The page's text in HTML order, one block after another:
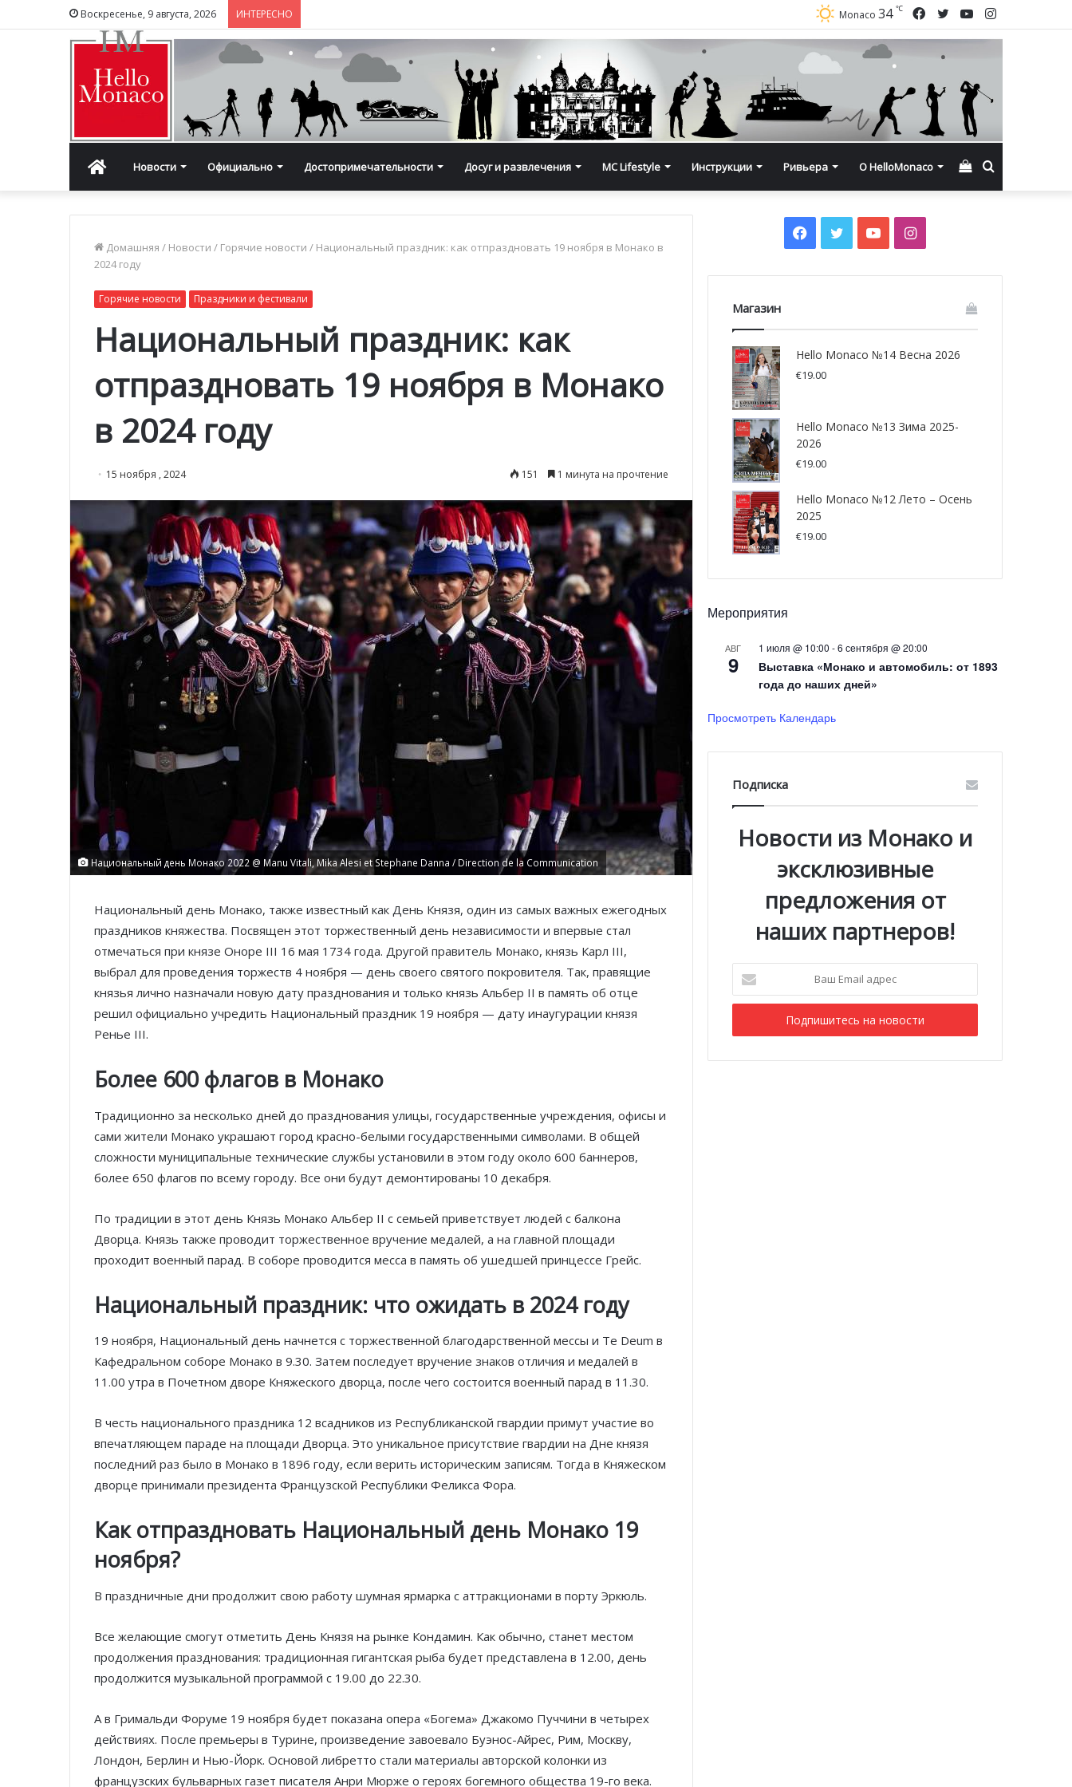
Воскресенье, 9 августа, 2026 ИНТЕРЕСНО Instagram
YouTube
Twitter
Facebook
Monaco 34 ℃
ГлавнаяНовости Официально Достопримечательности Досуг и развлечения MC Lifestyle Инструкции Ривьера О HelloMonaco Смотреть
Домашняя / Новости / Горячие новости / Национальный праздник: как отпраздновать 19 ноября в Монако в
2024 году
Горячие новости Праздники и фестивали
Национальный праздник: как
отпраздновать 19 ноября в Монако
в 2024 году
15 ноября , 2024 151 1 минута на прочтение
Национальный день Монако 2022 @ Manu Vitali, Mika Alesi et Stephane Danna / Direction de la Communication
Национальный день Монако, также известный как День Князя, один из самых важных ежегодных
праздников княжества. Посвящен этот торжественный день независимости и впервые стал
отмечаться при князе Оноре III 16 мая 1734 года. Другой правитель Монако, князь Карл III,
выбрал для проведения торжеств 4 ноября — день своего святого покровителя. Так, правящие
князья лично назначали новую дату празднования и только князь Альбер II в память об отце
решил официально учредить Национальный праздник 19 ноября — дату инаугурации князя
Ренье III.
Более 600 флагов в Монако
Традиционно за несколько дней до празднования улицы, государственные учреждения, офисы и
сами жители Монако украшают город красно-белыми государственными символами. В общей
сложности муниципальные технические службы установили в этом году около 600 баннеров,
более 650 флагов по всему городу. Все они будут демонтированы 10 декабря.
По традиции в этот день Князь Монако Альбер II с семьей приветствует людей с балкона
Дворца. Князь также проводит торжественное вручение медалей, а на главной площади
проходит военный парад. В соборе проводится месса в память об ушедшей принцессе Грейс.
Национальный праздник: что ожидать в 2024 году
19 ноября, Национальный день начнется с торжественной благодарственной мессы и Te Deum в
Кафедральном соборе Монако в 9.30. Затем последует вручение знаков отличия и медалей в
11.00 утра в Почетном дворе Княжеского дворца, после чего состоится военный парад в 11.30.
В честь национального праздника 12 всадников из Республиканской гвардии примут участие во
впечатляющем параде на площади Дворца. Это уникальное присутствие гвардии на Дне князя
последний раз было в Монако в 1896 году, если верить историческим записям. Тогда в Княжеском
дворце принимали президента Французской Республики Феликса Фора.
Как отпраздновать Национальный день Монако 19
ноября?
В праздничные дни продолжит свою работу шумная ярмарка с аттракционами в порту Эркюль.
Все желающие смогут отметить День Князя на рынке Кондамин. Как обычно, станет местом
продолжения празднования: традиционная гигантская рыба будет представлена в 12.00, день
продолжится музыкальной программой с 19.00 до 22.30.
А в Гримальди Форуме 19 ноября будет показана опера «Богема» Джакомо Пуччини в четырех
действиях. После премьеры в Турине, произведение завоевало Буэнос-Айрес, Рим, Москву,
Лондон, Берлин и Нью-Йорк. Основой либретто стали материалы авторской колонки из
французских бульварных газет писателя Анри Мюрже о героях богемного общества 19-го века.
Благотворительный забег в Монако
После финиша начинается главное:
экономическую ценность Гран-при
Формулы-1
Князь Альбер II и Принцесса
Шарлен посетили 77-й Бал
Красного Креста Монако
Facebook
TwitterYouTubeInstagram
Магазин
Hello Monaco №14 Весна 2026
€19.00
Hello Monaco №13 Зима 2025-
2026
€19.00
Hello Monaco №12 Лето – Осень
2025
€19.00
Мероприятия
АВГ
9
1 июля @ 10:00 -6 сентября @ 20:00
Выставка «Монако и автомобиль: от 1893
года до наших дней»
Просмотреть Календарь
Подписка
Новости из Монако и
эксклюзивные
предложения от
наших партнеров!
Email
адрес